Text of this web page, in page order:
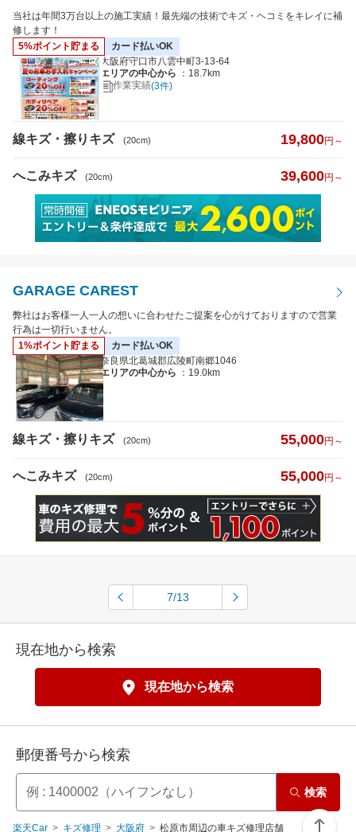
当社は年間3万台以上の施工実績！最先端の技術でキズ・ヘコミをキレイに補
修します！
5%ポイント貯まる
カード払いOK
大阪府守口市八雲中町3-13-64
エリアの中心から
：18.7km
作業実績(3件)
線キズ・擦りキズ (20cm) 19,800円～
へこみキズ (20cm) 39,600円～
GARAGE CAREST
弊社はお客様一人一人の想いに合わせたご提案を心がけておりますので営業
行為は一切行いません。
1%ポイント貯まる
カード払いOK
奈良県北葛城郡広陵町南郷1046
エリアの中心から
：19.0km
線キズ・擦りキズ (20cm) 55,000円～
へこみキズ (20cm) 55,000円～
7/13
現在地から検索
現在地から検索
郵便番号から検索
検索
楽天Car キズ修理 大阪府 松原市周辺の車キズ修理店舗